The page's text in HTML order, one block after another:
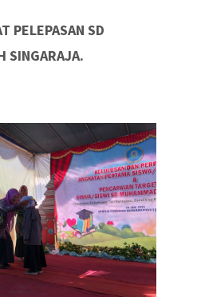
PELEPASAN SD
SINGARAJA.